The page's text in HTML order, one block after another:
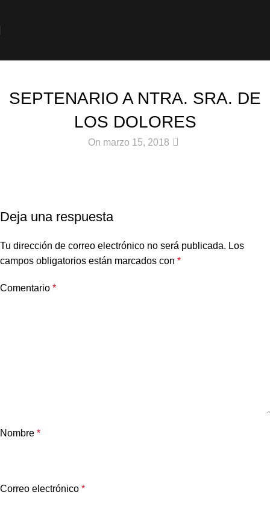
SEPTENARIO A NTRA. SRA. DE
LOS DOLORES
On marzo 15, 2018 0
Deja una respuesta
Tu dirección de correo electrónico no será publicada. Los
campos obligatorios están marcados con *
Comentario *
Nombre *
Correo electrónico *